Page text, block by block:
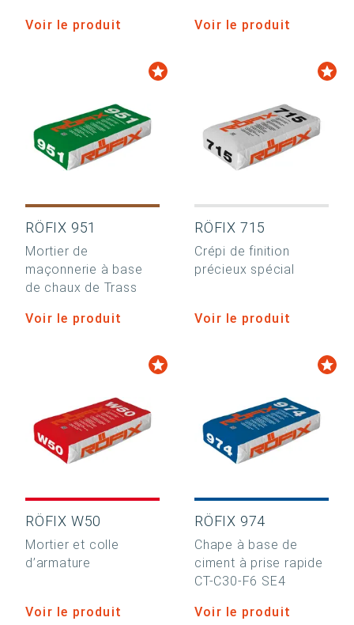
Voir le produit Voir le produit
RÖFIX 951
Mortier de
maçonnerie à base
de chaux de Trass
Voir le produit
RÖFIX 715
Crépi de finition
précieux spécial
Voir le produit
RÖFIX W50
Mortier et colle
d’armature
Voir le produit
RÖFIX 974
Chape à base de
ciment à prise rapide
CT-C30-F6 SE4
Voir le produit